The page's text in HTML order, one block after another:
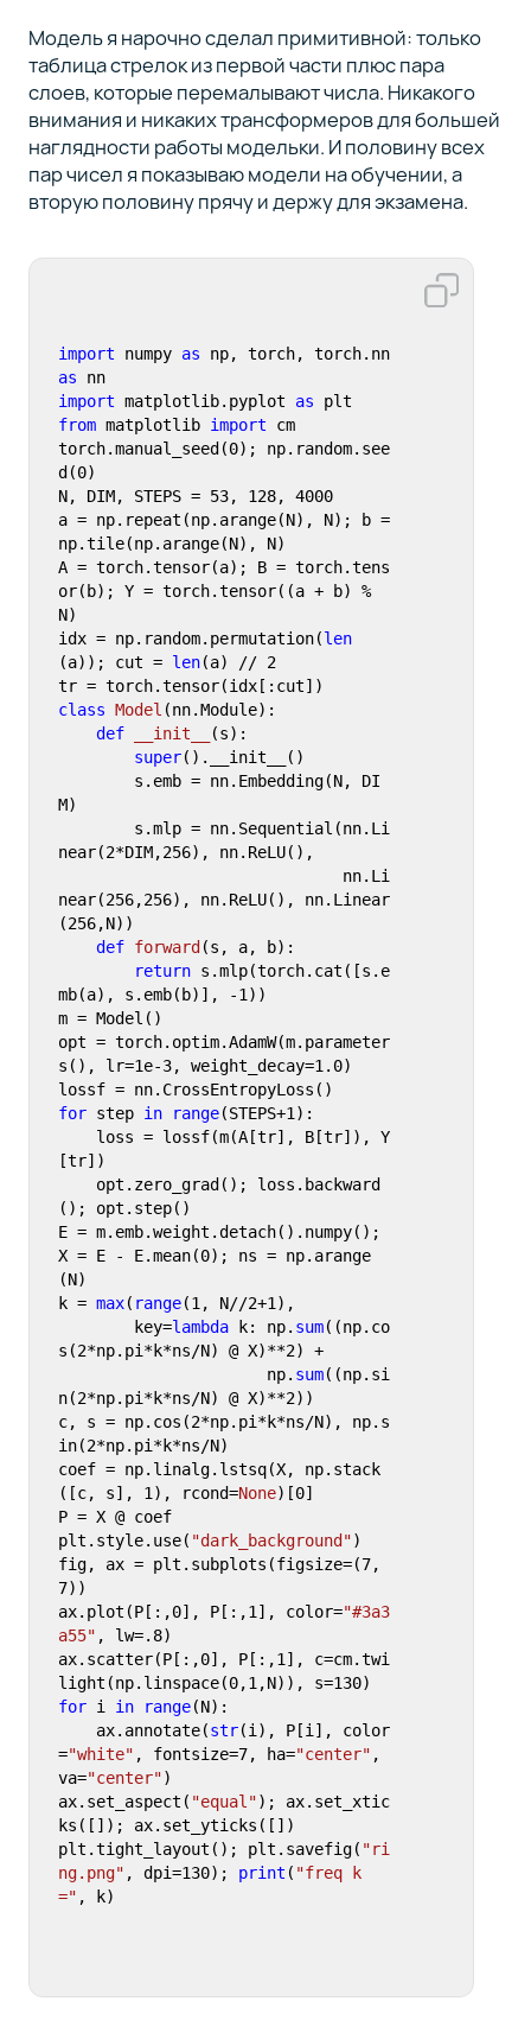
Модель я нарочно сделал примитивной: только
таблица стрелок из первой части плюс пара
слоев, которые перемалывают числа. Никакого
внимания и никаких трансформеров для большей
наглядности работы модельки. И половину всех
пар чисел я показываю модели на обучении, а
вторую половину прячу и держу для экзамена.
import numpy as
np, torch, torch.nn
as
nn
import matplotlib.pyplot as
from matplotlib import cm
torch.manual_seed(0); np.random.see
d(0)
N, DIM, STEPS = 53, 128, 4000
a = np.repeat(np.arange(N), N); b =
np.tile(np.arange(N), N)
A = torch.tensor(a); B = torch.tens
or(b); Y = torch.tensor((a + b) %
N)
idx = np.random.permutation(len
(a)); cut = len(a) // 2
class Model (nn.Module):
def
__init__ (s):
super().__init__()
s.emb = nn.Embedding(N, DI
M)
s.mlp = nn.Sequential(nn.Li
near(2*DIM,256), nn.ReLU(),
nn.Li
near(256,256), nn.ReLU(), nn.Linear
(256,N))
def forward (s, a, b):
return s.mlp(torch.cat([s.e
mb(a), s.emb(b)], -1 ))
m = Model()
opt = torch.optim.AdamW(m.parameter
s(), lr=1e-3, weight_decay=1.0)
for step in range(STEPS+1 ):
loss = lossf(m(A[tr], B[tr]), Y
[tr])
opt.zero_grad(); loss.backward
(); opt.step()
E = m.emb.weight.detach().numpy();
X = E - E.mean(0); ns = np.arange
(N)
k = max( range(1 , N//2+1 ),
key=lambda k: np. sum((np.co
s(2*np.pi*k*ns/N) @ X)**2) +
np. sum((np.si
n(2*np.pi*k*ns/N) @ X)**2))
c, s = np.cos(2*np.pi*k*ns/N), np.s
in(2*np.pi*k*ns/N)
coef = np.linalg.lstsq(X, np.stack
([c, s], 1 ), rcond=None)[0]
P = X @ coef
plt.style.use( "dark_background")
fig, ax = plt.subplots(figsize=(7,
7))
ax.plot(P[:,0], P[:,1 ], color="#3a3
a55" , lw=.8)
ax.scatter(P[:,0], P[:,1 ], c=cm.twi
light(np.linspace(0,1 ,N)), s=130
for i in range(N):
ax.annotate(str(i), P[i], color
="white" , fontsize=7, ha="center" ,
va="center")
ax.set_aspect( "equal"); ax.set_xtic
ks([]); ax.set_yticks([])
plt.tight_layout(); plt.savefig( "ri
ng.png" , dpi=130); print ( "freq k
=" , k)